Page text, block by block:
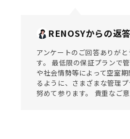
RENOSYからの返答
アンケートのご回答ありが
す。 最低限の保証プランで
や社会情勢等によって空室
るように、さまざまな管理
努めて参ります。 貴重なご